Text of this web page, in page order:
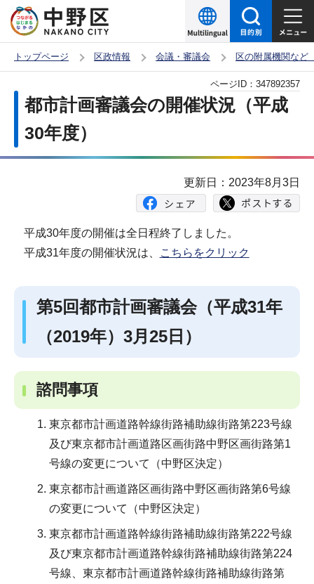
の
ー
トップページ 区政情報 会議・審議会 区の附属機関など
か
都市計画審議会の開催状況（平成
30年度）
ページID： 347892357
更新日：2023年8月3日
平成30年度の開催は全日程終了しました。
平成31年度の開催状況は、
こちらをクリック
第5回都市計画審議会（平成31年
（2019年）3月25日）
諮問事項
東京都市計画道路幹線街路補助線街路第223号線
及び東京都市計画道路区画街路中野区画街路第1
号線の変更について（中野区決定）
東京都市計画道路区画街路中野区画街路第6号線
の変更について（中野区決定）
東京都市計画道路幹線街路補助線街路第222号線
及び東京都市計画道路幹線街路補助線街路第224
号線、東京都市計画道路幹線街路補助線街路第